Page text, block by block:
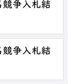
争入札結
争入札結